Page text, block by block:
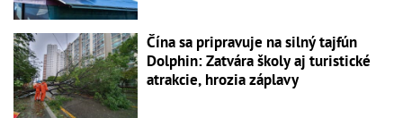
Čína sa pripravuje na silný tajfún
Dolphin: Zatvára školy aj turistické
atrakcie, hrozia záplavy